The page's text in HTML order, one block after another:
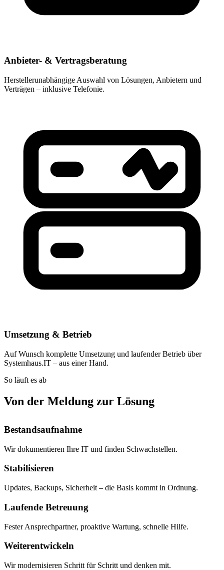
Anbieter- & Vertragsberatung
Herstellerunabhängige Auswahl von Lösungen, Anbietern und
Verträgen – inklusive Telefonie.
Umsetzung & Betrieb
Auf Wunsch komplette Umsetzung und laufender Betrieb über
Systemhaus.IT – aus einer Hand.
So läuft es ab
Von der Meldung zur Lösung
Bestandsaufnahme
Wir dokumentieren Ihre IT und finden Schwachstellen.
Stabilisieren
Updates, Backups, Sicherheit – die Basis kommt in Ordnung.
Laufende Betreuung
Fester Ansprechpartner, proaktive Wartung, schnelle Hilfe.
Weiterentwickeln
Wir modernisieren Schritt für Schritt und denken mit.